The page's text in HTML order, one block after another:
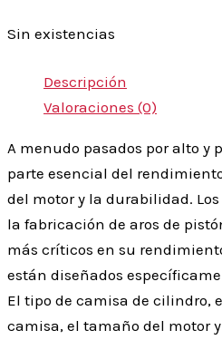
Sin existencias
Descripción
Valoraciones (0)
A menudo pasados por alto y
parte esencial del
del motor y la durabilidad.
la fabricación de aros de
más críticos en su
están diseñados
El tipo de camisa de cilindro,
camisa, el tamaño del motor